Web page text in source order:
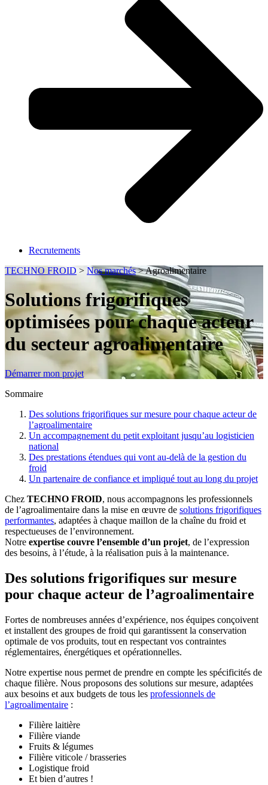
Recrutements
TECHNO FROID > Nos marchés>Agroalimentaire
Solutions frigorifiques
optimiséespour chaque acteur
du secteur agroalimentaire
Démarrer mon projet
Sommaire
Des solutions frigorifiques sur mesure pour chaque acteur de
l’agroalimentaire
Un accompagnement du petit exploitant jusqu’au logisticien
national
Des prestations étendues qui vont au-delà de la gestion du
froid
Un partenaire de confiance et impliqué tout au long du projet
Chez TECHNO FROID, nous accompagnons les professionnels
de l’agroalimentaire dans la mise en œuvre de solutions frigorifiques
performantes, adaptées à chaque maillon de la chaîne du froid et
respectueuses de l’environnement.
Notre expertise couvre l’ensemble d’un projet, de l’expression
des besoins, à l’étude, à la réalisation puis à la maintenance.
Des solutions frigorifiques sur mesure
pour chaque acteur de l’agroalimentaire
Fortes de nombreuses années d’expérience, nos équipes conçoivent
et installent des groupes de froid qui garantissent la conservation
optimale de vos produits, tout en respectant vos contraintes
réglementaires, énergétiques et opérationnelles.
Notre expertise nous permet de prendre en compte les spécificités de
chaque filière. Nous proposons des solutions sur mesure, adaptées
aux besoins et aux budgets de tous les professionnels de
l’agroalimentaire :
Filière laitière
Filière viande
Fruits & légumes
Filière viticole / brasseries
Logistique froid
Et bien d’autres !